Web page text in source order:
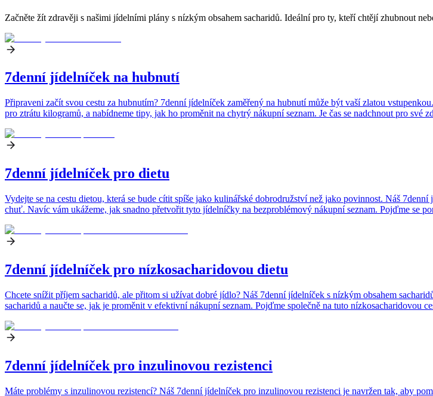
Začněte žít zdravěji s našimi jídelními plány s nízkým obsahem sacharidů. Ideální pro ty, kteří chtějí zhubnout
7denní jídelníček na hubnutí
Připraveni začít svou cestu za hubnutím? 7denní jídelníček zaměřený na hubnutí může být vaší zlatou
pro ztrátu kilogramů, a nabídneme tipy, jak ho proměnit na chytrý nákupní seznam. Je čas se nadchnout pro své
7denní jídelníček pro dietu
Vydejte se na cestu dietou, která se bude cítit spíše jako kulinářské dobrodružství než jako povinnost. Náš
chuť. Navíc vám ukážeme, jak snadno přetvořit tyto jídelníčky na bezproblémový nákupní seznam. Pojďme se
7denní jídelníček pro nízkosacharidovou dietu
Chcete snížit příjem sacharidů, ale přitom si užívat dobré jídlo? Náš 7denní jídelníček s nízkým obsahem
sacharidů a naučte se, jak je proměnit v efektivní nákupní seznam. Pojďme společně na tuto nízkosacharidovou
7denní jídelníček pro inzulinovou rezistenci
Máte problémy s inzulinovou rezistencí? Náš 7denní jídelníček pro inzulinovou rezistenci je navržen tak, aby